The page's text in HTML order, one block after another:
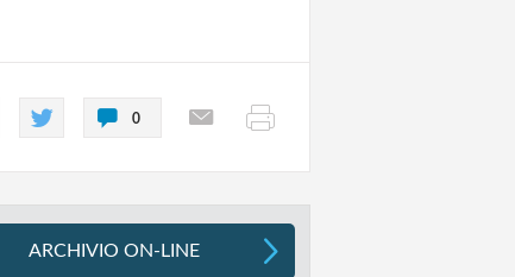
0
ARCHIVIO ON-LINE